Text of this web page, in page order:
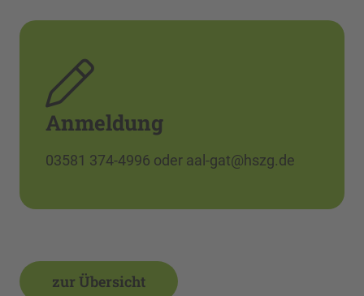
Anmeldung
03581 374-4996 oder aal-gat@hszg.de
zur Übersicht